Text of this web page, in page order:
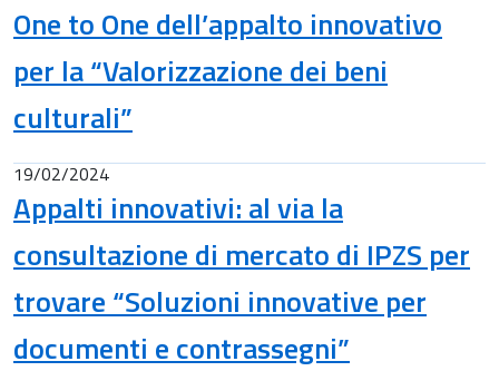
One to One dell’appalto innovativo
per la “Valorizzazione dei beni
culturali”
19/02/2024
Appalti innovativi: al via la
consultazione di mercato di IPZS per
trovare “Soluzioni innovative per
documenti e contrassegni”